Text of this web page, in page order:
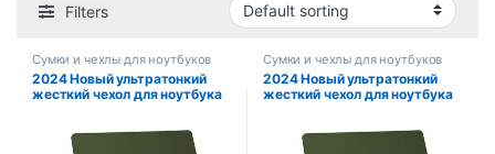
Filters
Сумки и чехлы для ноутбуков
2024 Новый ультратонкий
жесткий чехол для ноутбука
15,3 13,6 Чехол Pro 13
Сумки и чехлы для ноутбуков
2024 Новый ультратонкий
жесткий чехол для ноутбука
15,3 13,6 Чехол Pro 13